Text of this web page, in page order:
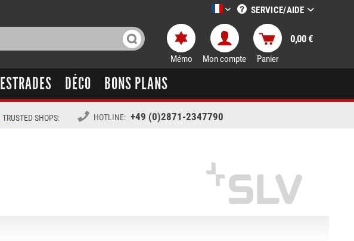
LTT-Versand französisch
SERVICE/AIDE
Mémo Mon compte Panier
0,00 €
ESTRADES DÉCO BONS PLANS
TRUSTED SHOPS: HOTLINE: +49 (0)2871-2347790